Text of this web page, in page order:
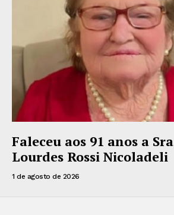
Faleceu aos 91 anos a
Lourdes Rossi Nicoladeli
1 de agosto de 2026